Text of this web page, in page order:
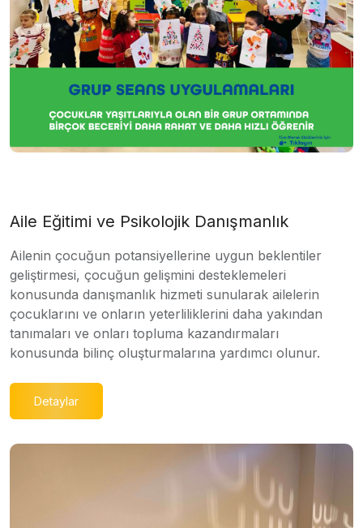
Aile Eğitimi ve Psikolojik Danışmanlık
Ailenin çocuğun potansiyellerine uygun beklentiler
geliştirmesi, çocuğun gelişmini desteklemeleri
konusunda danışmanlık hizmeti sunularak ailelerin
çocuklarını ve onların yeterliliklerini daha yakından
tanımaları ve onları topluma kazandırmaları
konusunda bilinç oluşturmalarına yardımcı olunur.
Detaylar